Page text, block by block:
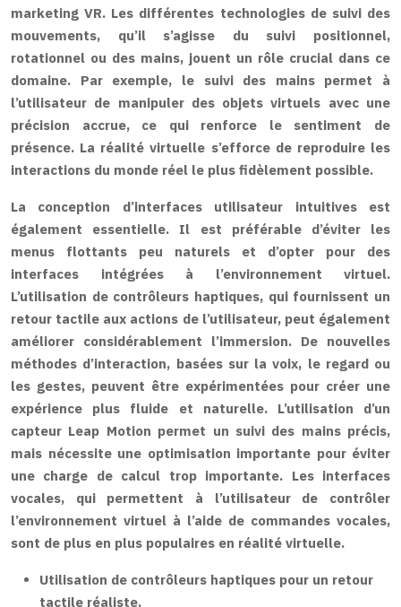
marketing VR. Les différentes technologies de suivi des
mouvements, qu’il s’agisse du suivi positionnel,
rotationnel ou des mains, jouent un rôle crucial dans ce
domaine. Par exemple, le suivi des mains permet à
l’utilisateur de manipuler des objets virtuels avec une
précision accrue, ce qui renforce le sentiment de
présence. La réalité virtuelle s’efforce de reproduire les
interactions du monde réel le plus fidèlement possible.
La conception d’interfaces utilisateur intuitives est
également essentielle. Il est préférable d’éviter les
menus flottants peu naturels et d’opter pour des
interfaces intégrées à l’environnement virtuel.
L’utilisation de contrôleurs haptiques, qui fournissent un
retour tactile aux actions de l’utilisateur, peut également
améliorer considérablement l’immersion. De nouvelles
méthodes d’interaction, basées sur la voix, le regard ou
les gestes, peuvent être expérimentées pour créer une
expérience plus fluide et naturelle. L’utilisation d’un
capteur Leap Motion permet un suivi des mains précis,
mais nécessite une optimisation importante pour éviter
une charge de calcul trop importante. Les interfaces
vocales, qui permettent à l’utilisateur de contrôler
l’environnement virtuel à l’aide de commandes vocales,
sont de plus en plus populaires en réalité virtuelle.
Utilisation de contrôleurs haptiques pour un retour
tactile réaliste.